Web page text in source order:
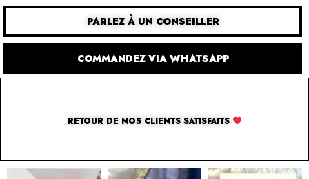
PARLEZ À UN CONSEILLER
COMMANDEZ VIA WHATSAPP
RETOUR DE NOS CLIENTS SATISFAITS